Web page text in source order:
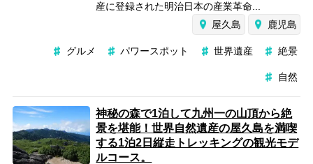
産に登録された明治日本の産業革命...
屋久島
鹿児島
グルメ パワースポット 世界遺産 絶景
自然
神秘の森で1泊して九州一の山頂から絶
景を堪能！世界自然遺産の屋久島を満喫
する1泊2日縦走トレッキングの観光モデ
ルコース。